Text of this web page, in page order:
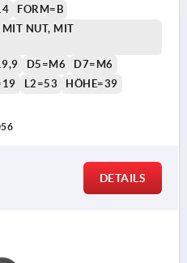
FORM=B
MIT NUT, MIT
D5=M6
D7=M6
L2=53
HÖHE=39
DETAILS